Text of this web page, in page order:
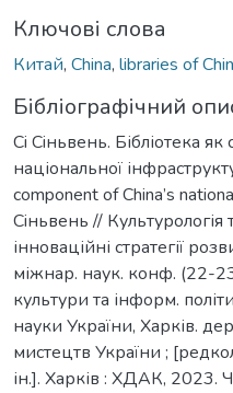
Ключові слова
Китай, China, libraries of
Бібліографічний
Сi Сiньвень. Бібліотека як
національної
component of China’s
Сiньвень // Культурологія
інноваційні стратегії
міжнар. наук. конф. (22-
культури та інформ.
науки України, Харків.
мистецтв України ;
ін.]. Харків : ХДАК, 2023.